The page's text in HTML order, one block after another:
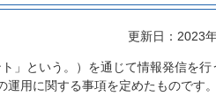
更新日：2023
」という。）を通じて情報発信を行
用に関する事項を定めたものです。